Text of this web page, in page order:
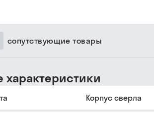
сопутствующие товары
характеристики
Корпус сверла